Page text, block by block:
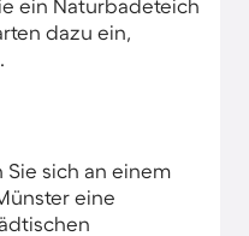
ein Naturbadeteich
dazu ein,
Sie sich an einem
eine